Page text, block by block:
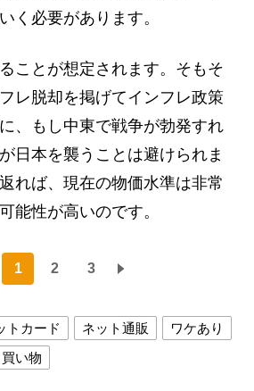
く必要があります。
ことが想定されます。そもそ
レ脱却を掲げてインフレ政策
、もし中東で戦争が勃発すれ
日本を襲うことは避けられま
れば、現在の物価水準は非常
能性が高いのです。
1 2 3
トカード ネット通販
ワケあり
買い物